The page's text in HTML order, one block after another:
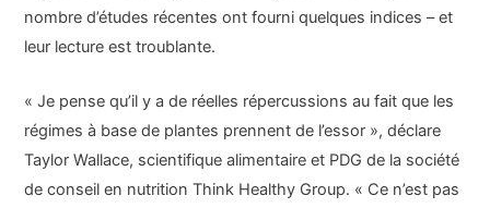
nombre d’études récentes ont fourni quelques indices – et
leur lecture est troublante.
« Je pense qu’il y a de réelles répercussions au fait que les
régimes à base de plantes prennent de l’essor », déclare
Taylor Wallace, scientifique alimentaire et PDG de la société
de conseil en nutrition Think Healthy Group. « Ce n’est pas